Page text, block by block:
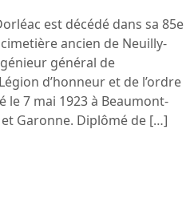
est décédé dans sa 85e
ancien de Neuilly-
général de
d’honneur et de l’ordre
7 mai 1923 à Beaumont-
Garonne. Diplômé de […]